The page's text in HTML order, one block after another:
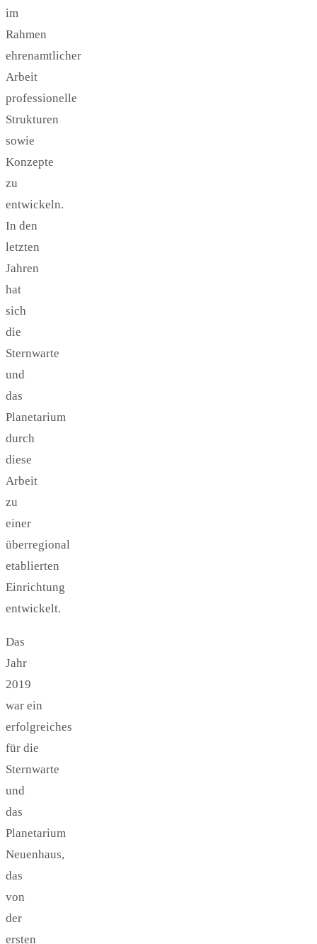
im
Rahmen
ehrenamtlicher
Arbeit
professionelle
Strukturen
sowie
Konzepte
zu
entwickeln.
In den
letzten
Jahren
hat
sich
die
Sternwarte
und
das
Planetarium
durch
diese
Arbeit
zu
einer
überregional
etablierten
Einrichtung
entwickelt.
Das
Jahr
2019
war ein
erfolgreiches
für die
Sternwarte
und
das
Planetarium
Neuenhaus,
das
von
der
ersten